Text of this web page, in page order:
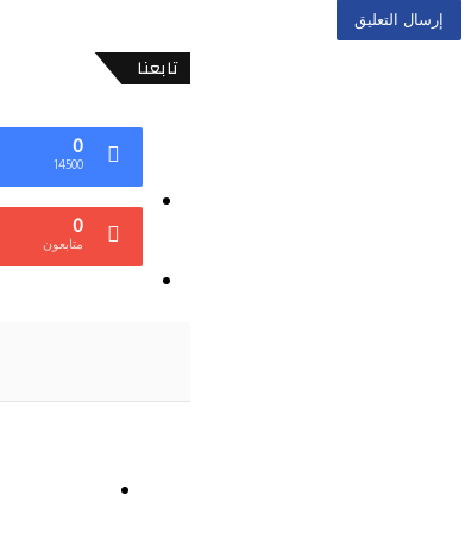
تابعنا
0
14500
0
متابعون